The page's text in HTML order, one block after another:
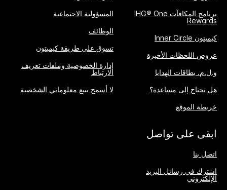
برنامج المكافآت IHG® One
Rewards
كيمبتون Inner Circle
عروض اللحظات الأخيرة
و.ل.م. بطاقات الهدايا
هل تحتاج إلى مساعدة؟
خريطة الموقع
المسؤولية الاجتماعية
الوظائف
تسوق على طريقة كيمبتون
إدارة الخصوصية وملفات تعريف
الارتباط
لا أسمح ببيع معلوماتي الشخصية
ابقى على تواصل
اتصل بنا
اشترك في رسائل البريد
الإلكتروني